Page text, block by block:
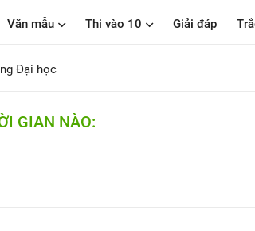
Văn mẫu Thi vào 10 Giải đáp
Đại học
GIAN NÀO: